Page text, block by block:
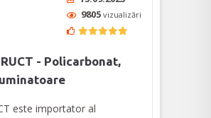
9805 vizualizări
- Policarbonat,
este importator al